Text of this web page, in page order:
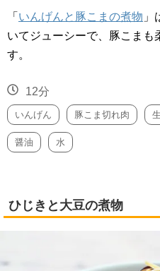
「 いんげんと豚こまの煮物 」
いてジューシーで、豚こまも
す。
12分
いんげん 豚こま切れ肉
醤油 水
ひじきと大豆の煮物